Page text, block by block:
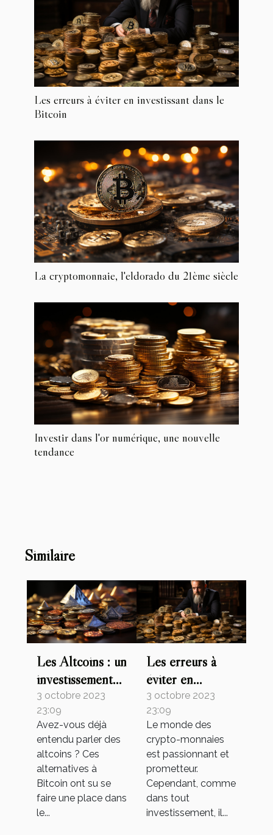
Les erreurs à éviter en investissant dans le
Bitcoin
La cryptomonnaie, l'eldorado du 21ème siècle
Investir dans l'or numérique, une nouvelle
tendance
Similaire
Les Altcoins : un
investissement
alternatif
prometteur
3 octobre 2023
23:09
Avez-vous déjà
entendu parler des
altcoins ? Ces
alternatives à
Bitcoin ont su se
faire une place dans
le...
Les erreurs à
éviter en
investissant dans
le Bitcoin
3 octobre 2023
23:09
Le monde des
crypto-monnaies
est passionnant et
prometteur.
Cependant, comme
dans tout
investissement, il...